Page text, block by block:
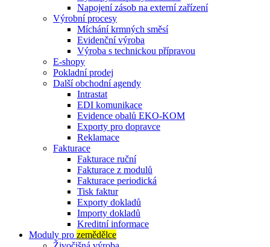
Napojení zásob na externí zařízení
Výrobní procesy
Míchání krmných směsí
Evidenční výroba
Výroba s technickou přípravou
E-shopy
Pokladní prodej
Další obchodní agendy
Intrastat
EDI komunikace
Evidence obalů EKO-KOM
Exporty pro dopravce
Reklamace
Fakturace
Fakturace ruční
Fakturace z modulů
Fakturace periodická
Tisk faktur
Exporty dokladů
Importy dokladů
Kreditní informace
Moduly pro zemědělce